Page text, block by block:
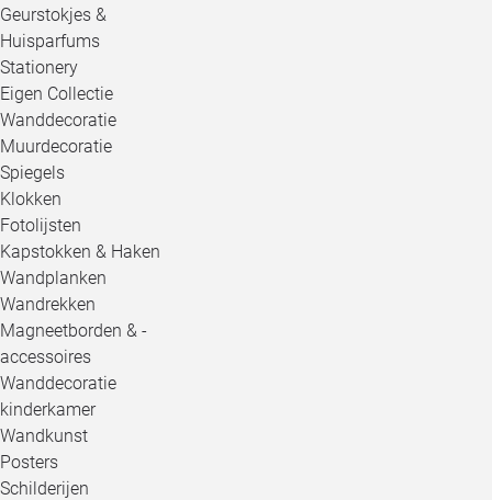
Geurstokjes &
Huisparfums
Stationery
Eigen Collectie
Wanddecoratie
Muurdecoratie
Spiegels
Klokken
Fotolijsten
Kapstokken & Haken
Wandplanken
Wandrekken
Magneetborden & -
accessoires
Wanddecoratie
kinderkamer
Wandkunst
Posters
Schilderijen